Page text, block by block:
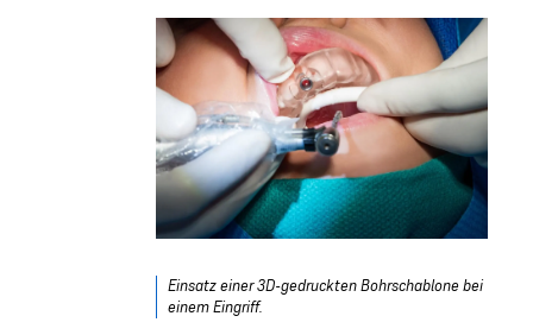
Einsatz einer 3D-gedruckten Bohrschablone bei
einem Eingriff.